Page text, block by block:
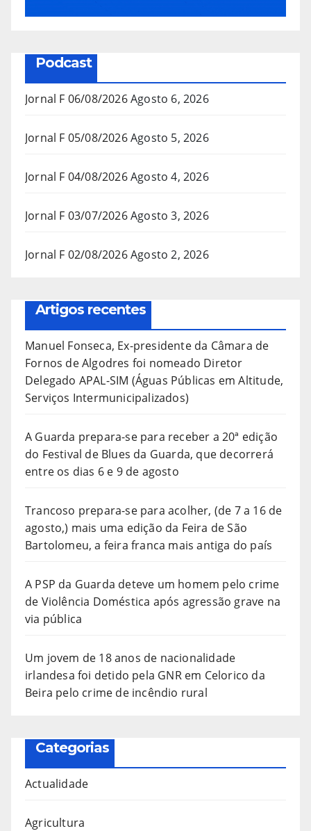
Podcast
Jornal F 06/08/2026Agosto 6, 2026
Jornal F 05/08/2026Agosto 5, 2026
Jornal F 04/08/2026Agosto 4, 2026
Jornal F 03/07/2026Agosto 3, 2026
Jornal F 02/08/2026Agosto 2, 2026
Artigos recentes
Manuel Fonseca, Ex-presidente da Câmara de
Fornos de Algodres foi nomeado Diretor
Delegado APAL-SIM (Águas Públicas em Altitude,
Serviços Intermunicipalizados)
A Guarda prepara-se para receber a 20ª edição
do Festival de Blues da Guarda, que decorrerá
entre os dias 6 e 9 de agosto
Trancoso prepara-se para acolher, (de 7 a 16 de
agosto,) mais uma edição da Feira de São
Bartolomeu, a feira franca mais antiga do país
A PSP da Guarda deteve um homem pelo crime
de Violência Doméstica após agressão grave na
via pública
Um jovem de 18 anos de nacionalidade
irlandesa foi detido pela GNR em Celorico da
Beira pelo crime de incêndio rural
Categorias
Actualidade
Agricultura